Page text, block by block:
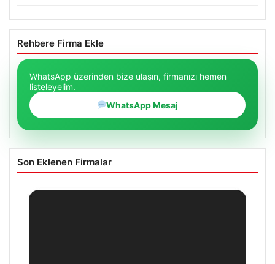
Rehbere Firma Ekle
WhatsApp üzerinden bize ulaşın, firmanızı hemen
listeleyelim.
WhatsApp Mesaj
Son Eklenen Firmalar